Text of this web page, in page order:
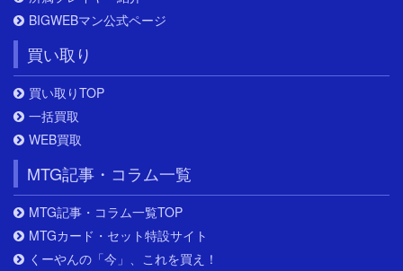
BIGWEBマン公式ページ
買い取り
買い取りTOP
一括買取
WEB買取
MTG記事・コラム一覧
MTG記事・コラム一覧TOP
MTGカード・セット特設サイト
くーやんの「今」、これを買え！